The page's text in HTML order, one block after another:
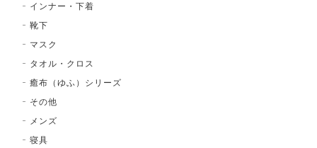
インナー・下着
靴下
マスク
タオル・クロス
癒布（ゆふ）シリーズ
その他
メンズ
寝具